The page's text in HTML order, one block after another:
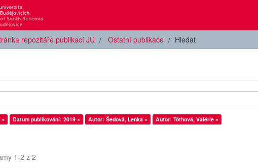
repozitáře publikací JU Ostatní publikace Hledat
Datum publikování: 2019 × Autor: Šedová, Lenka × Autor: Tóthová, Valérie ×
1-2 z 2